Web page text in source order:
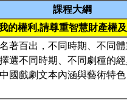
課程大綱
的權利,請尊重智慧財產權
著百出，不同時期、不同
選不同時期、不同劇種的
國戲劇文本內涵與藝術特